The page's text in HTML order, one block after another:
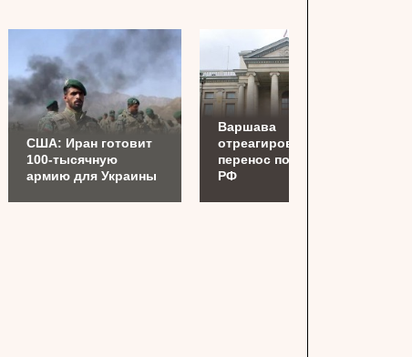
США: Иран готовит
100-тысячную
армию для Украины
Варшава
отреагировала на
перенос посольства
РФ